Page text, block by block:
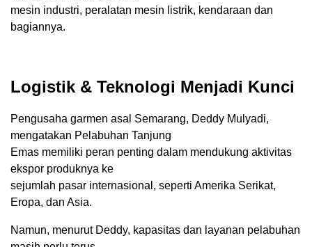
mesin industri, peralatan mesin listrik, kendaraan dan
bagiannya.
Logistik & Teknologi Menjadi Kunci
Pengusaha garmen asal Semarang, Deddy Mulyadi,
mengatakan Pelabuhan Tanjung
Emas memiliki peran penting dalam mendukung aktivitas
ekspor produknya ke
sejumlah pasar internasional, seperti Amerika Serikat,
Eropa, dan Asia.
Namun, menurut Deddy, kapasitas dan layanan pelabuhan